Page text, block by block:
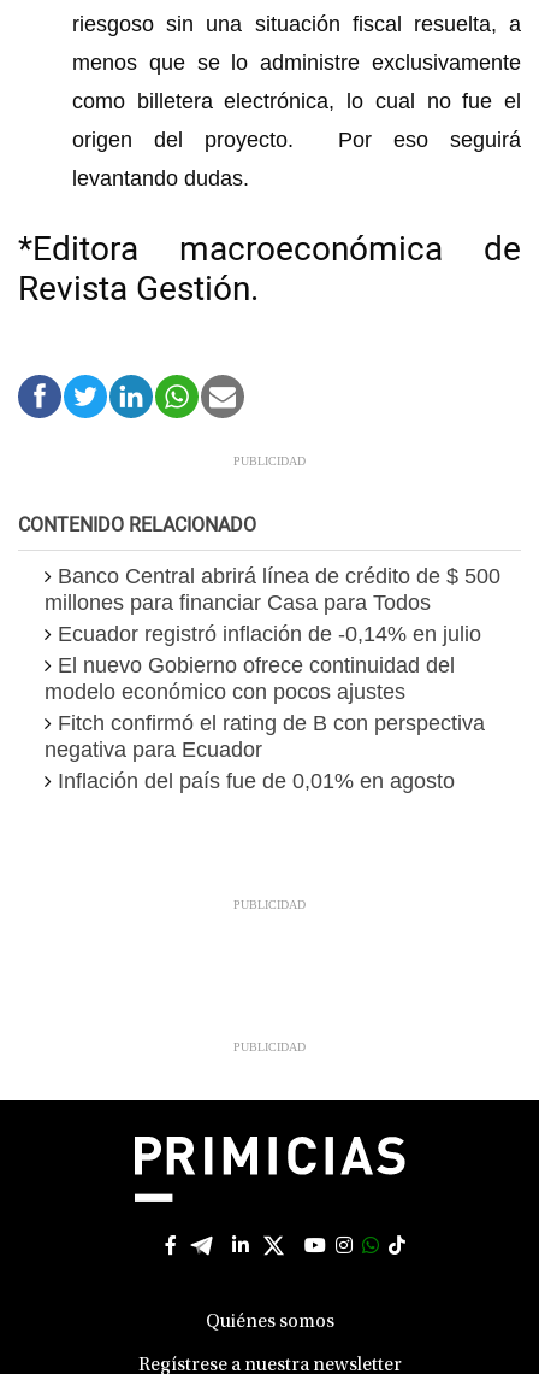
riesgoso sin una situación fiscal resuelta, a
menos que se lo administre exclusivamente
como billetera electrónica, lo cual no fue el
origen del proyecto. Por eso seguirá
levantando dudas.
*Editora macroeconómica de
Revista Gestión.
CONTENIDO RELACIONADO
Banco Central abrirá línea de crédito de $ 500
millones para financiar Casa para Todos
Ecuador registró inflación de -0,14% en julio
El nuevo Gobierno ofrece continuidad del
modelo económico con pocos ajustes
Fitch confirmó el rating de B con perspectiva
negativa para Ecuador
Inflación del país fue de 0,01% en agosto
Quiénes somos
Regístrese a nuestra newsletter